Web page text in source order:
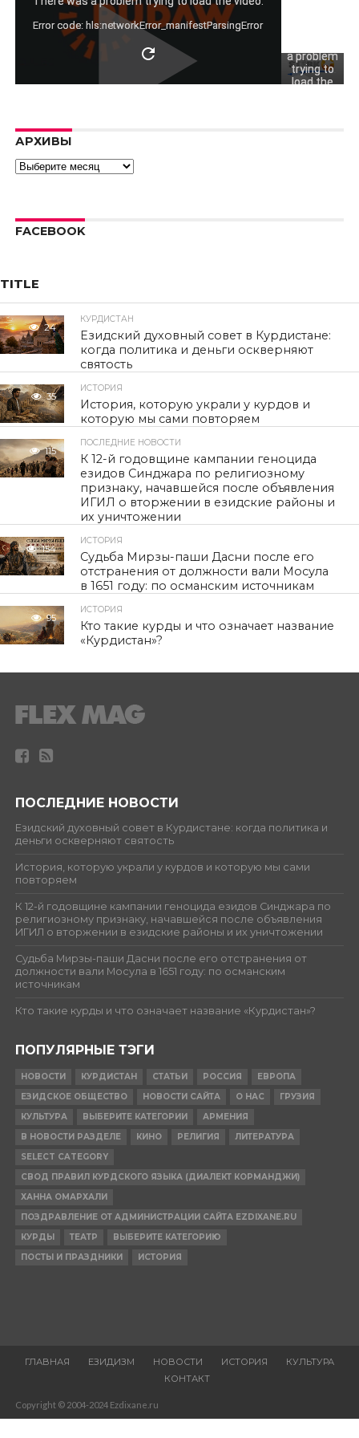
Error code: hls:networkError_manifestParsingError
a problem
trying to
load the
АРХИВЫ
Архивы
FACEBOOK
TITLE
24
КУРДИСТАН
Езидский духовный совет в Курдистане:
когда политика и деньги оскверняют
святость
35
ИСТОРИЯ
История, которую украли у курдов и
которую мы сами повторяем
115
ПОСЛЕДНИЕ НОВОСТИ
К 12-й годовщине кампании геноцида
езидов Синджара по религиозному
признаку, начавшейся после объявления
ИГИЛ о вторжении в езидские районы и
их уничтожении
154
ИСТОРИЯ
Судьба Мирзы-паши Дасни после его
отстранения от должности вали Мосула
в 1651 году: по османским источникам
95
ИСТОРИЯ
Кто такие курды и что означает название
«Курдистан»?
ПОСЛЕДНИЕ НОВОСТИ
Езидский духовный совет в Курдистане: когда политика и
деньги оскверняют святость
История, которую украли у курдов и которую мы сами
повторяем
К 12-й годовщине кампании геноцида езидов Синджара по
религиозному признаку, начавшейся после объявления
ИГИЛ о вторжении в езидские районы и их уничтожении
Судьба Мирзы-паши Дасни после его отстранения от
должности вали Мосула в 1651 году: по османским
источникам
Кто такие курды и что означает название «Курдистан»?
ПОПУЛЯРНЫЕ ТЭГИ
НОВОСТИ КУРДИСТАН СТАТЬИ РОССИЯ
ЕВРОПА
ЕЗИДСКОЕ ОБЩЕСТВО
НОВОСТИ САЙТА О НАС
ГРУЗИЯ
КУЛЬТУРА
ВЫБЕРИТЕ КАТЕГОРИИ
АРМЕНИЯ
В НОВОСТИ РАЗДЕЛЕ
КИНО РЕЛИГИЯ
ЛИТЕРАТУРА
SELECT CATEGORY
СВОД ПРАВИЛ КУРДСКОГО ЯЗЫКА (ДИАЛЕКТ КОРМАНДЖИ)
ХАННА ОМАРХАЛИ
ПОЗДРАВЛЕНИЕ ОТ АДМИНИСТРАЦИИ САЙТА EZDIXANE.RU
КУРДЫ
ТЕАТР
ВЫБЕРИТЕ КАТЕГОРИЮ
ПОСТЫ И ПРАЗДНИКИ
ИСТОРИЯ
ГЛАВНАЯ ЕЗИДИЗМ НОВОСТИ ИСТОРИЯ
КУЛЬТУРА
КОНТАКТ
Copyright © 2004-2024 Ezdixane.ru